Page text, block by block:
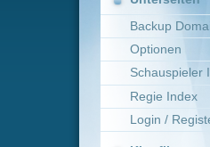
Optionen
Schauspieler Index
Regie Index
Login / Register
Kinofilme
Alle Kinofilme